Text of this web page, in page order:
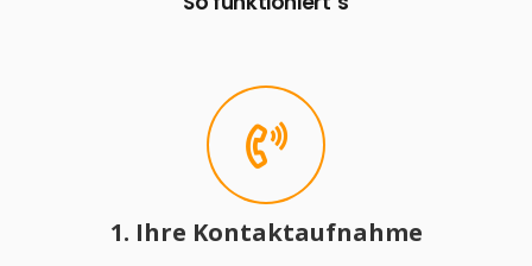
1. Ihre Kontaktaufnahme